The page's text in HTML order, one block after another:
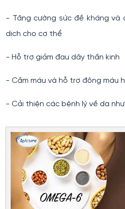
- Tăng cường sức đề kháng và
dịch cho cơ thể
- Hỗ trợ giảm đau dây thần kinh
- Cầm máu và hỗ trợ đông máu
- Cải thiện các bệnh lý về da